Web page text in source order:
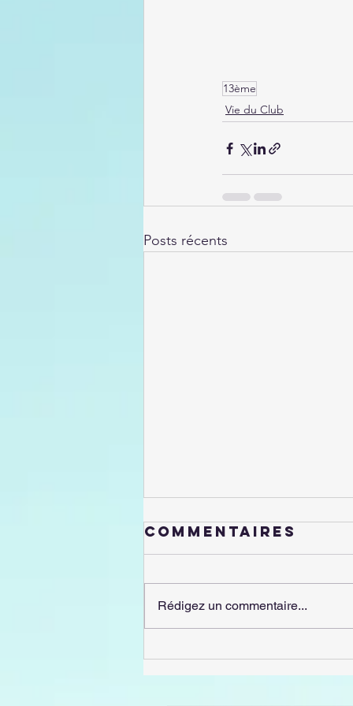
13ème
Vie du Club
Posts récents
RÉINSCRIPTIONS
& INSCRIPTIONS
Commentaires
Rédigez un commentaire...